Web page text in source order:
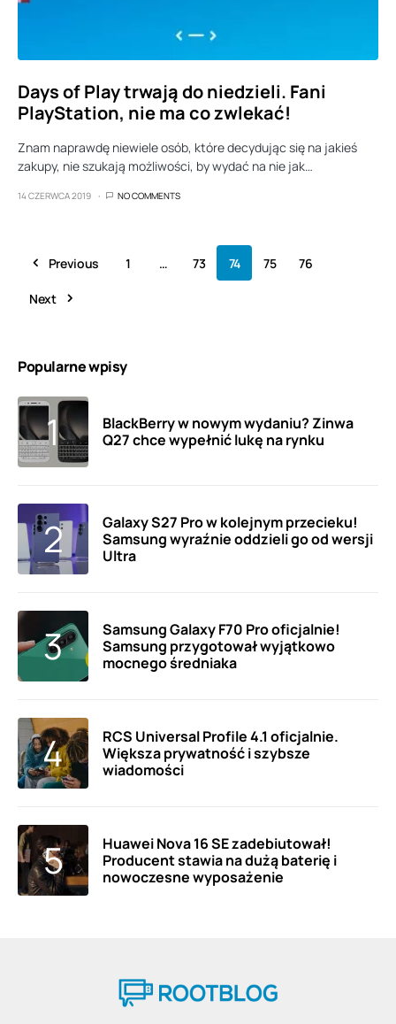
Days of Play trwają do niedzieli. Fani
PlayStation, nie ma co zwlekać!
Znam naprawdę niewiele osób, które decydując się na jakieś
zakupy, nie szukają możliwości, by wydać na nie jak…
14 CZERWCA 2019 NO COMMENTS
Previous 1 … 73 74 75 76
Next
Popularne wpisy
BlackBerry w nowym wydaniu? Zinwa
Q27 chce wypełnić lukę na rynku
Galaxy S27 Pro w kolejnym przecieku!
Samsung wyraźnie oddzieli go od wersji
Ultra
Samsung Galaxy F70 Pro oficjalnie!
Samsung przygotował wyjątkowo
mocnego średniaka
RCS Universal Profile 4.1 oficjalnie.
Większa prywatność i szybsze
wiadomości
Huawei Nova 16 SE zadebiutował!
Producent stawia na dużą baterię i
nowoczesne wyposażenie